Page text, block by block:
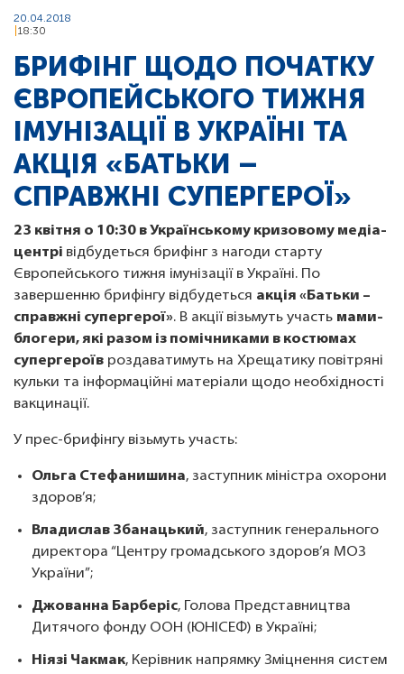
20.04.2018
18:30
БРИФІНГ ЩОДО ПОЧАТКУ
ЄВРОПЕЙСЬКОГО ТИЖНЯ
ІМУНІЗАЦІЇ В УКРАЇНІ ТА
АКЦІЯ «БАТЬКИ –
СПРАВЖНІ СУПЕРГЕРОЇ»
23 квітня о 10:30 в Українському кризовому медіа-
центрі відбудеться брифінг з нагоди старту
Європейського тижня імунізації в Україні. По
завершенню брифінгу відбудеться акція «Батьки –
справжні супергерої». В акції візьмуть участь мами-
блогери, які разом із помічниками в костюмах
супергероїв роздаватимуть на Хрещатику повітряні
кульки та інформаційні матеріали щодо необхідності
вакцинації.
У прес-брифінгу візьмуть участь:
Ольга Стефанишина, заступник міністра охорони
здоров’я;
Владислав Збанацький, заступник генерального
директора “Центру громадського здоров’я МОЗ
України”;
Джованна Барберіс, Голова Представництва
Дитячого фонду ООН (ЮНІСЕФ) в Україні;
Ніязі Чакмак, Керівник напрямку Зміцнення систем